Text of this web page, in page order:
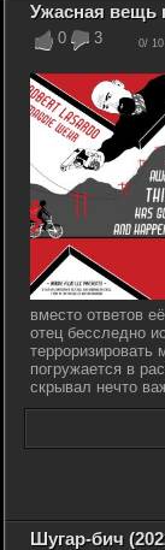
0 3 0/
Ужасная вещь
вместо ответов
отец бесследно
терроризировать
погружается в
скрывал нечто
Шугар-бич